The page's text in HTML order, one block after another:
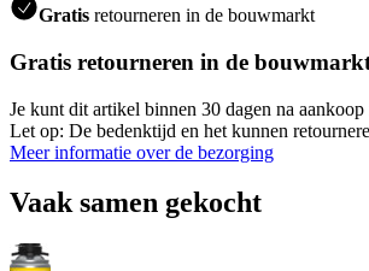
Gratis retourneren in de bouwmarkt
Gratis retourneren in de
Je kunt dit artikel binnen 30 dagen na
Let op: De bedenktijd en het kunnen
Meer informatie over de bezorging
Vaak samen gekocht